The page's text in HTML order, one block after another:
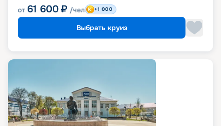
от 61 600 ₽ /чел +1 000
Выбрать круиз